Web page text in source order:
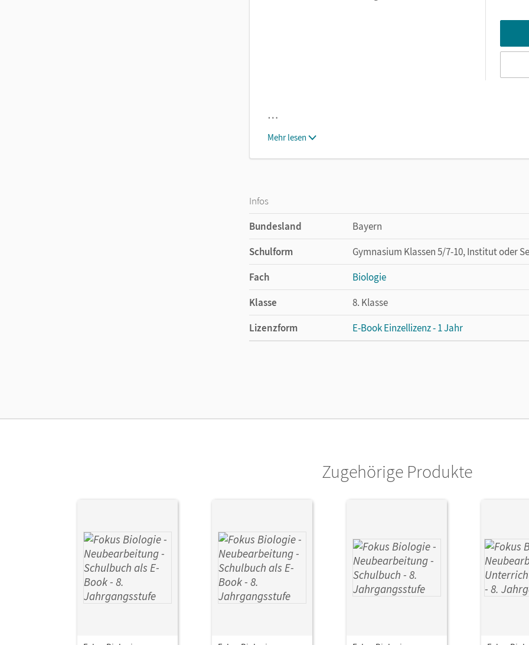
…
Mehr lesen
Infos
Bundesland
Bayern
Schulform
Gymnasium Klassen 5/7-10, Institut oder
Fach
Biologie
Klasse
8. Klasse
Lizenzform
E-Book Einzellizenz - 1 Jahr
Verlag
Cornelsen Verlag
Kraus, Wolf; Schneider, Claudia; Freiman,
Michael; Nikol, Nadja; Farr, Christian;
Zugehörige Produkte